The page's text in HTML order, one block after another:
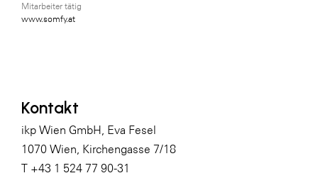
Mitarbeiter tätig
www.somfy.at
Kontakt
ikp Wien GmbH, Eva Fesel
1070 Wien, Kirchengasse 7/18
T +43 1 524 77 90-31